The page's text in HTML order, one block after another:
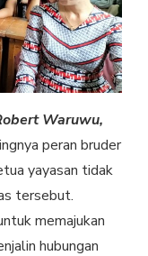
Waruwu,
peran bruder
yayasan tidak
tersebut.
memajukan
hubungan